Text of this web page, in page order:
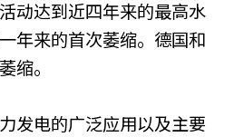
动达到近四年来的最高水
年来的首次萎缩。德国和
缩。
发电的广泛应用以及主要